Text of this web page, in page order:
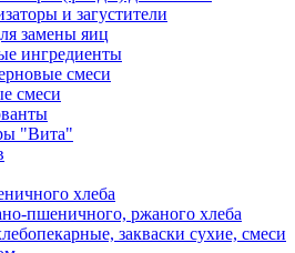
и загустители
замены яиц
ингредиенты
смеси
смеси
"Вита"
хлеба
пшеничного, ржаного хлеба
закваски сухие, смеси